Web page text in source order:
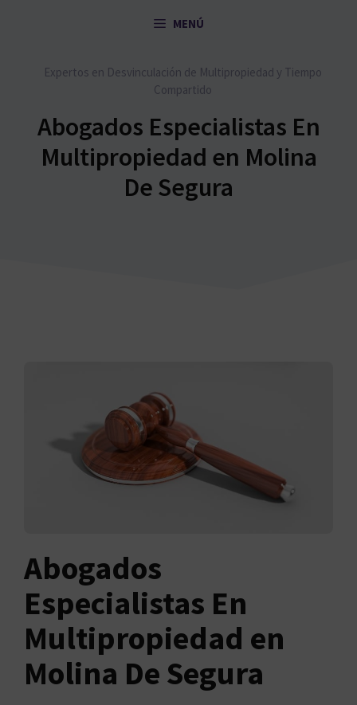
MENÚ
Expertos en Desvinculación de Multipropiedad y Tiempo
Compartido
Abogados Especialistas En
Multipropiedad en Molina
De Segura
Abogados
Especialistas En
Multipropiedad en
Molina De Segura